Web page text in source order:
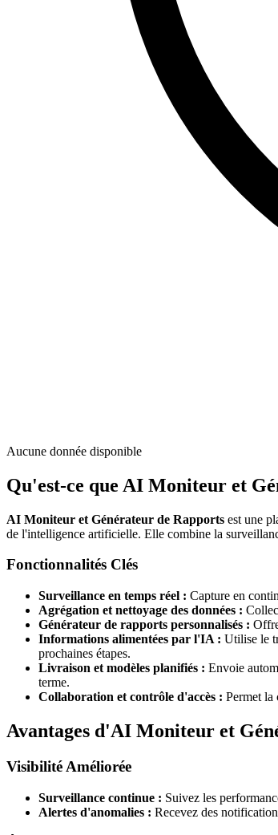
Aucune donnée disponible
Qu'est-ce que AI Moniteur et
AI Moniteur et Générateur de Rapports est une
de l'intelligence artificielle. Elle combine la
Fonctionnalités Clés
Surveillance en temps réel : Capture en
Agrégation et nettoyage des données :
Générateur de rapports personnalisés :
Informations alimentées par l'IA : Utilise le
prochaines étapes.
Livraison et modèles planifiés : Envoie
terme.
Collaboration et contrôle d'accès : Permet la
Avantages d'AI Moniteur et
Visibilité Améliorée
Surveillance continue : Suivez les
Alertes d'anomalies : Recevez des